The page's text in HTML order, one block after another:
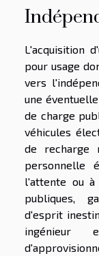
L'acquisition
pour usage
vers
une
de charge
véhicules
de recharge
personnelle
l'attente ou à
publiques,
d'esprit
ingénieur